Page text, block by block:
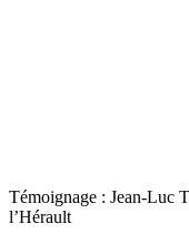
Témoignage : Jean-Luc
l’Hérault